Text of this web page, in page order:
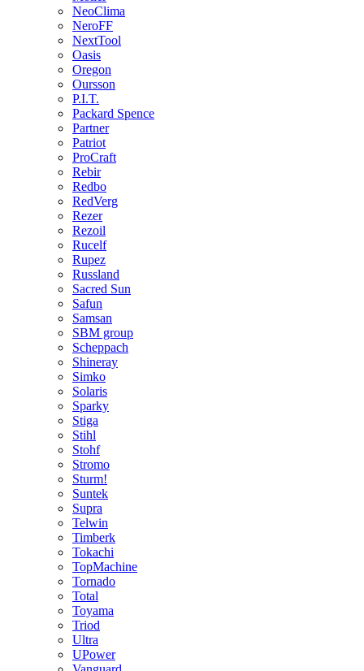
NeoClima
NeroFF
NextTool
Oasis
Oregon
Oursson
P.I.T.
Packard Spence
Partner
Patriot
ProCraft
Rebir
Redbo
RedVerg
Rezer
Rezoil
Rucelf
Rupez
Russland
Sacred Sun
Safun
Samsan
SBM group
Scheppach
Shineray
Simko
Solaris
Sparky
Stiga
Stihl
Stohf
Stromo
Sturm!
Suntek
Supra
Telwin
Timberk
Tokachi
TopMachine
Tornado
Total
Toyama
Triod
Ultra
UPower